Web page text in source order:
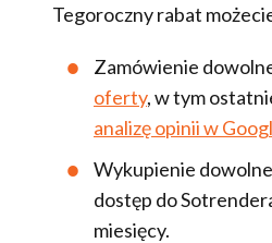
Tegoroczny rabat
Zamówienie
oferty, w tym
analizę opinii w
Wykupienie
dostęp do
miesięcy.